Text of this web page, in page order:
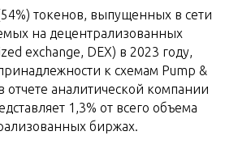
токенов, выпущенных в сети
на децентрализованных
exchange, DEX) в 2023 году,
к схемам Pump &
отчете аналитической компании
1,3% от всего объема
биржах.